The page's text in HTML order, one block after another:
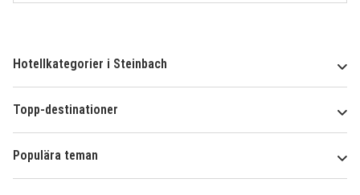
Hotellkategorier i Steinbach
Topp-destinationer
Populära teman